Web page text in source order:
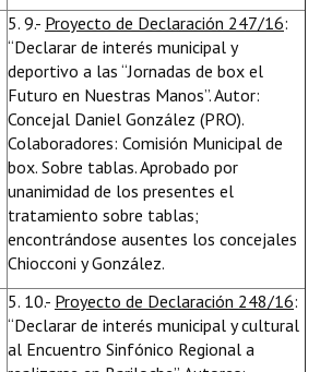
5. 9.- Proyecto de Declaración 247/16:
“Declarar de interés municipal y
deportivo a las “Jornadas de box el
Futuro en Nuestras Manos”. Autor:
Concejal Daniel González (PRO).
Colaboradores: Comisión Municipal de
box. Sobre tablas. Aprobado por
unanimidad de los presentes el
tratamiento sobre tablas;
encontrándose ausentes los concejales
Chiocconi y González.
5. 10.- Proyecto de Declaración 248/16:
“Declarar de interés municipal y cultural
al Encuentro Sinfónico Regional a